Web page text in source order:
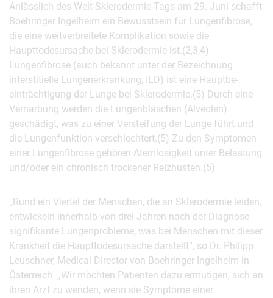
Anlässlich des Welt-Sklerodermie-Tags am 29. Juni schafft
Boehringer Ingelheim ein Bewusstsein für Lungenfibrose,
die eine weitverbreitete Komplikation sowie die
Haupttodesursache bei Sklerodermie ist.(2,3,4)
Lungenfibrose (auch bekannt unter der Bezeichnung
interstitielle Lungenerkrankung, ILD) ist eine Hauptbe­
einträchtigung der Lunge bei Sklerodermie.(5) Durch eine
Vernarbung werden die Lungenbläschen (Alveolen)
geschädigt, was zu einer Versteifung der Lunge führt und
die Lungenfunktion verschlechtert.(5) Zu den Symptomen
einer Lungenfibrose gehören Atemlosigkeit unter Belastung
und/oder ein chronisch trockener Reizhusten.(5)
„Rund ein Viertel der Menschen, die an Sklerodermie leiden,
entwickeln innerhalb von drei Jahren nach der Diagnose
signifikante Lungenprobleme, was bei Menschen mit dieser
Krankheit die Haupttodesursache darstellt”, so Dr. Philipp
Leuschner, Medical Director von Boehringer Ingelheim in
Österreich. „Wir möchten Patienten dazu ermutigen, sich an
ihren Arzt zu wenden, wenn sie Symptome einer